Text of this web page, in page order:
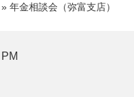
» 年金相談会（弥富支店）